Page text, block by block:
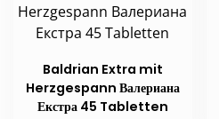
Baldrian Extra mit
Herzgespann Валериана
Екстра 45 Tabletten